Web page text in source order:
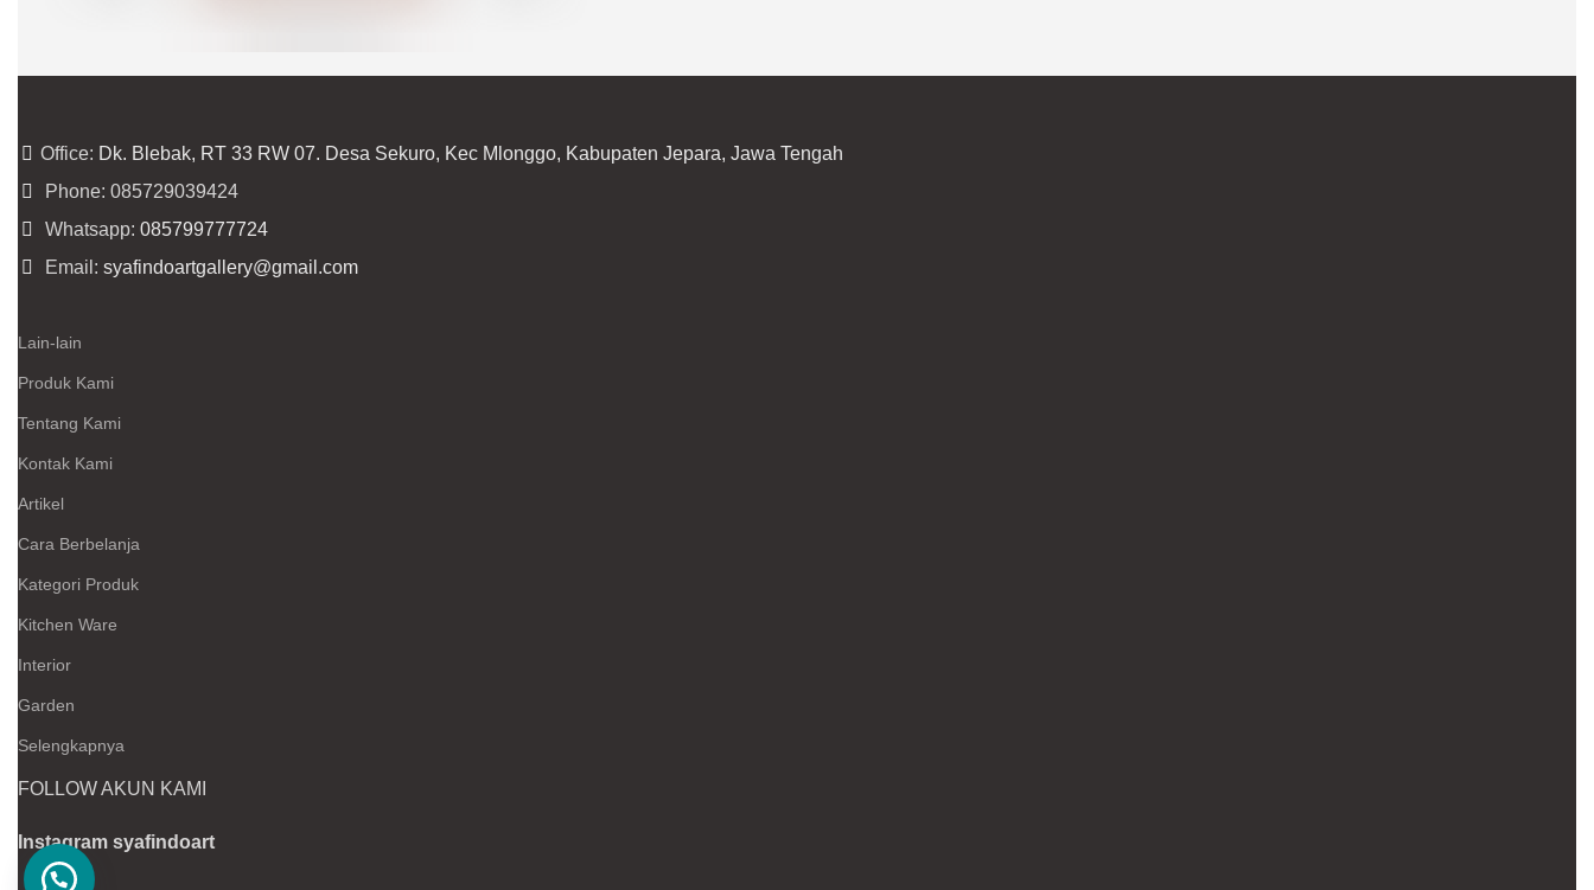
Office: Dk. Blebak, RT 33 RW 07. Desa Sekuro, Kec Mlonggo, Kabupaten Jepara, Jawa Tengah
Phone: 085729039424
Whatsapp: 085799777724
Email: syafindoartgallery@gmail.com
Lain-lain
Produk Kami
Tentang Kami
Kontak Kami
Artikel
Cara Berbelanja
Kategori Produk
Kitchen Ware
Interior
Garden
Selengkapnya
FOLLOW AKUN KAMI
Instagram syafindoart